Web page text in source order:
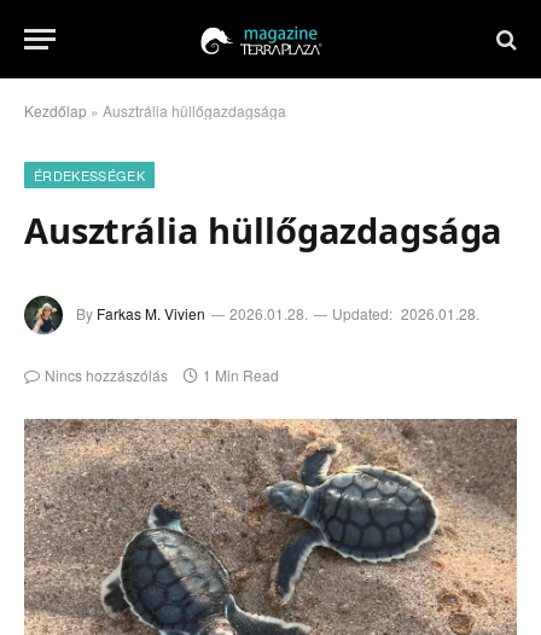
Kezdőlap » Ausztrália hüllőgazdagsága
ÉRDEKESSÉGEK
Ausztrália hüllőgazdagsága
By Farkas M. Vivien 2026.01.28. Updated: 2026.01.28.
Nincs hozzászólás 1 Min Read